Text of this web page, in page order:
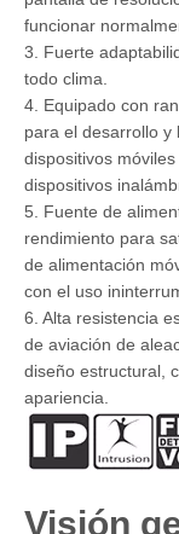
funcionar
3. Fuerte
todo clima.
4. Equipado con
para el desarrollo y
dispositivos
dispositivos
5. Fuente de
rendimiento para
de alimentación
con el uso
6. Alta resistencia
de aviación de
diseño estructural,
apariencia.
Visión